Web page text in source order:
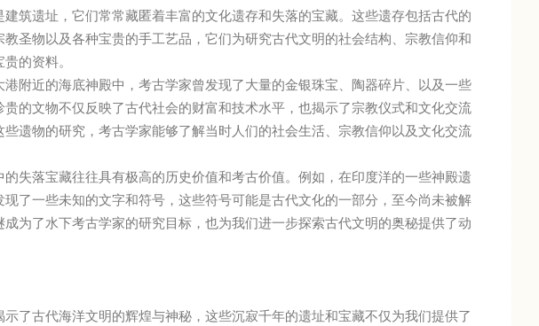
筑遗址，它们常常藏匿着丰富的文化遗存和失落的宝藏。这些遗存包括古代的
圣物以及各种宝贵的手工艺品，它们为研究古代文明的社会结构、宗教信仰和
的资料。
附近的海底神殿中，考古学家曾发现了大量的金银珠宝、陶器碎片、以及一些
的文物不仅反映了古代社会的财富和技术水平，也揭示了宗教仪式和文化交流
些遗物的研究，考古学家能够了解当时人们的社会生活、宗教信仰以及文化交流
的失落宝藏往往具有极高的历史价值和考古价值。例如，在印度洋的一些神殿遗
了一些未知的文字和符号，这些符号可能是古代文化的一部分，至今尚未被解
为了水下考古学家的研究目标，也为我们进一步探索古代文明的奥秘提供了动
了古代海洋文明的辉煌与神秘，这些沉寂千年的遗址和宝藏不仅为我们提供了